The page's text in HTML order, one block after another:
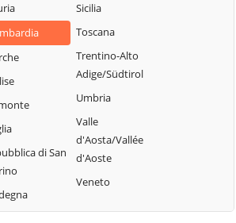
ed Uniti
ed
Rezzago
Rodero
Rovellasca
Rovello Porro
San Nazzaro Val
di San
Sicilia
Toscana
Trentino-Alto
Adige/Südtirol
Umbria
Valle
d'Aosta/Vallée
d'Aoste
Veneto